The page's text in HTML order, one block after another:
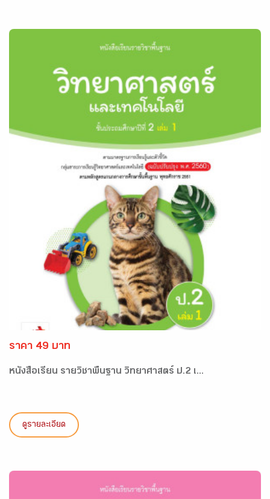
ราคา 49 บาท
หนังสือเรียน รายวิชาพื้นฐาน วิทยาศาสตร์ ป.2 เ...
ดูรายละเอียด